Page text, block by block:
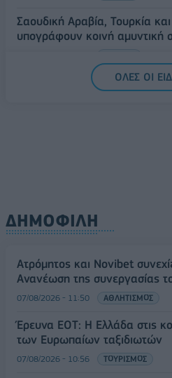
Σαουδική Αραβία, Τουρκία
υπογράφουν κοινή αμυντική
ΟΛΕΣ ΟΙ
ΔΗΜΟΦΙΛΗ
Ατρόμητος και Novibet
Ανανέωση της συνεργασίας
07/08/2026 - 11:50 ΑΘΛΗΤΙΣΜΟΣ
Έρευνα ΕΟΤ: Η Ελλάδα στις
των Ευρωπαίων ταξιδιωτών
07/08/2026 - 10:56 ΤΟΥΡΙΣΜΟΣ